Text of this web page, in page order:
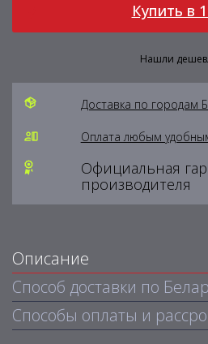
Купить в
Нашли
Доставка по городам
Оплата любым
Официальная
производителя
Описание
Способ доставки по
Способы оплаты и